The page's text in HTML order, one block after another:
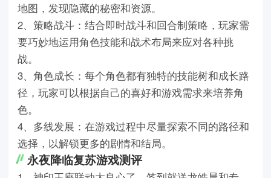
地图，发现隐藏的秘密和资源。
2、策略战斗：结合即时战斗和回合制策略，玩家需
要巧妙地运用角色技能和战术布局来应对各种挑
战。
3、角色成长：每个角色都有独特的技能树和成长路
径，玩家可以根据自己的喜好和游戏需求来培养角
色。
4、多线发展：在游戏过程中尽量探索不同的路径和
选择，以解锁更多的剧情和结局。
永夜降临复苏游戏测评